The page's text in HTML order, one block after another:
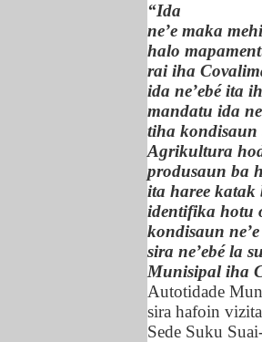
“Ida
ne’e maka
halo
rai iha
ida ne’ebé ita
mandatu ida
tiha
Agrikultura
produsaun ba
ita haree katak
identifika hotu
kondisaun
sira ne’ebé la
Munisipal iha
Autotidade
sira hafoin
Sede Suku